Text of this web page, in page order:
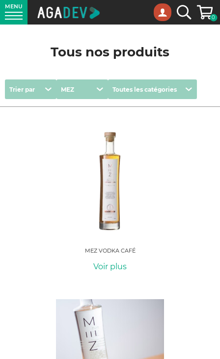
MENU
Recherche0
Tous nos produits
Trier
par
Trier par MEZ Toutes les catégories
MEZ VODKA CAFÉ
Voir plus